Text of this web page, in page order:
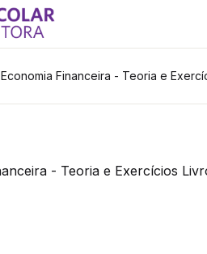
Economia Financeira - Teoria e